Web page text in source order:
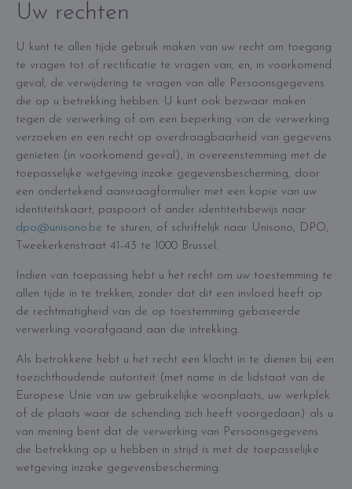
Uw rechten
U kunt te allen tijde gebruik maken van uw recht om toegang
te vragen tot of rectificatie te vragen van, en, in voorkomend
geval, de verwijdering te vragen van alle Persoonsgegevens
die op u betrekking hebben. U kunt ook bezwaar maken
tegen de verwerking of om een beperking van de verwerking
verzoeken en een recht op overdraagbaarheid van gegevens
genieten (in voorkomend geval), in overeenstemming met de
toepasselijke wetgeving inzake gegevensbescherming, door
een ondertekend aanvraagformulier met een kopie van uw
identiteitskaart, paspoort of ander identiteitsbewijs naar
dpo@unisono.be te sturen, of schriftelijk naar Unisono, DPO,
Tweekerkenstraat 41-43 te 1000 Brussel.
Indien van toepassing hebt u het recht om uw toestemming te
allen tijde in te trekken, zonder dat dit een invloed heeft op
de rechtmatigheid van de op toestemming gebaseerde
verwerking voorafgaand aan die intrekking.
Als betrokkene hebt u het recht een klacht in te dienen bij een
toezichthoudende autoriteit (met name in de lidstaat van de
Europese Unie van uw gebruikelijke woonplaats, uw werkplek
of de plaats waar de schending zich heeft voorgedaan) als u
van mening bent dat de verwerking van Persoonsgegevens
die betrekking op u hebben in strijd is met de toepasselijke
wetgeving inzake gegevensbescherming.